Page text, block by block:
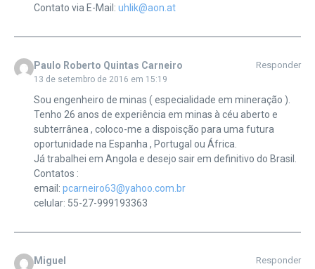
Contato via E-Mail: uhlik@aon.at
Paulo Roberto Quintas Carneiro
13 de setembro de 2016 em 15:19
Responder
Sou engenheiro de minas ( especialidade em mineração ).
Tenho 26 anos de experiência em minas à céu aberto e
subterrânea , coloco-me a dispoisção para uma futura
oportunidade na Espanha , Portugal ou África.
Já trabalhei em Angola e desejo sair em definitivo do Brasil.
Contatos :
email: pcarneiro63@yahoo.com.br
celular: 55-27-999193363
Miguel Responder